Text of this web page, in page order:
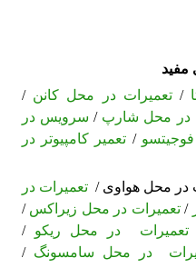
مفید
/تعمیرات در محل کانن /
محل شارپ / سرویس در
/ تعمیر کامپیوتر در
در محل هواوی / تعمیرات در
/تعمیرات در محل زیراکس /
تعمیرات در محل ریکو /
در محل سامسونگ /